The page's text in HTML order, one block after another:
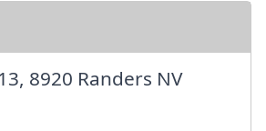
8920 Randers NV